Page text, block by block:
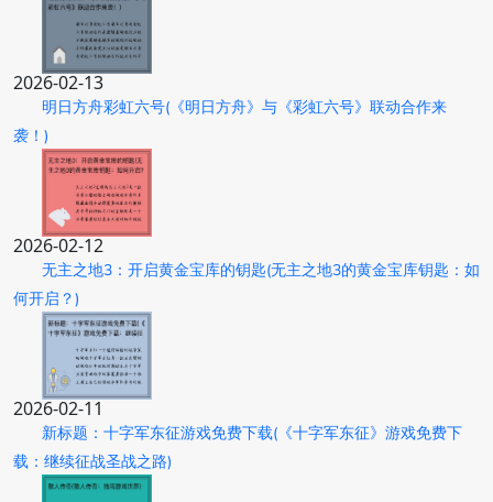
2026-02-13
明日方舟彩虹六号(《明日方舟》与《彩虹六号》联动合作来
袭！)
2026-02-12
无主之地3：开启黄金宝库的钥匙(无主之地3的黄金宝库钥匙：如
何开启？)
2026-02-11
新标题：十字军东征游戏免费下载(《十字军东征》游戏免费下
载：继续征战圣战之路)